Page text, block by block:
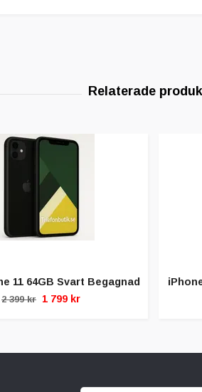
11 64GB Svart Begagnad
2 399 kr 1 799 kr